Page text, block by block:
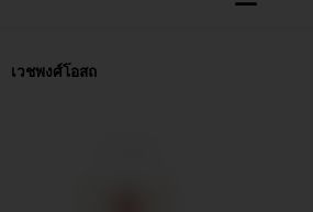
เวชพงศ์โอสถ